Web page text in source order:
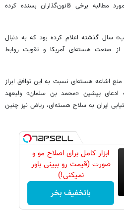
مطالبه برخی قانون‌گذاران بسنده کرده
سال گذشته اعلام کرده بود که به دنبال
از صنعت هسته‌ای آمریکا و تقویت روابط
اشاعه هسته‌ای نسبت به این توافق ابراز
ادعای پیشین «محمد بن سلمان» ولیعهد
ایران به سلاح هسته‌ای، ریاض نیز چنین
ابزار کامل برای اصلاح مو و
صورت (قیمت رو ببینی باور
نمیکنی!)
باتخفیف بخر